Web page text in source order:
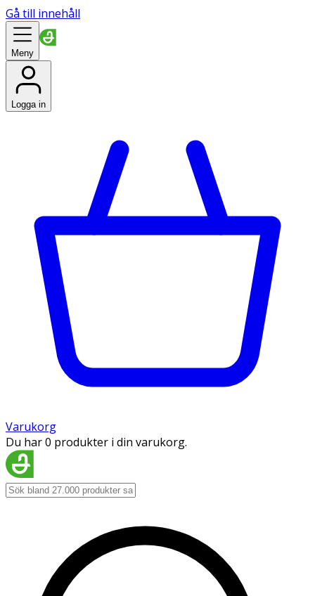
Gå till innehåll
Meny
Logga in
Varukorg
Du har 0 produkter i din varukorg.